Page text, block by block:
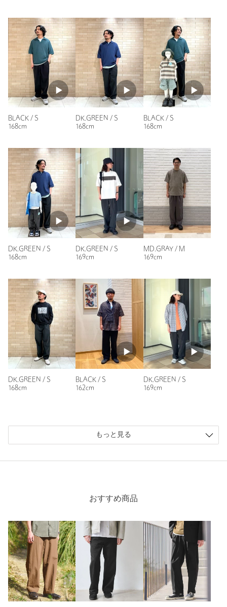
サイズ S M L XL
素材
ナイロン31％ レーヨン27％ コットン26％ リネン
11％ ポリウレタン5％
洗濯表示 洗濯機洗い可 洗濯表示について
原産国 インドネシア製
商品番号 3214-1-000099
然アリ！
シルエットもリラックスですが素材感からカジュアルすぎない
のでヘビロテ確定です。
性別： 男性
年代：40代後半
身長：180cm
普段の着用サイズ：XL～
5人が参考になったと回答
ニックネーム： はるちん
投稿日： 2026年3月2日
購入サイズ：S
｜
購入カラー：BLACK
購入商品のサイズ感： ちょうどよい
じで良かったので春夏用に購入しました。168cm59kgです
が、Sでピッタリでした。色違いも欲しいです。
性別：男性
年代： 50代後半
身長：168cm
普段の着用サイズ：M
4人が参考になったと回答
参考になった
ちょうどよい
色味もグリーンすぎず合わせやすいです！
普段はパンツはMかLをはいてます
今回はMにしてみましたがちょうどよかったです！
性別：
男性
年代：30代前半
身長：175cm
普段の着用サイズ：L
BLACK / S
168cm
DK.GREEN / S
168cm
BLACK / S
168cm
DK.GREEN / S
168cm
DK.GREEN / S
169cm
MD.GRAY / M
169cm
DK.GREEN / S
168cm
BLACK / S
162cm
DK.GREEN / S
169cm
もっと見る
おすすめ商品